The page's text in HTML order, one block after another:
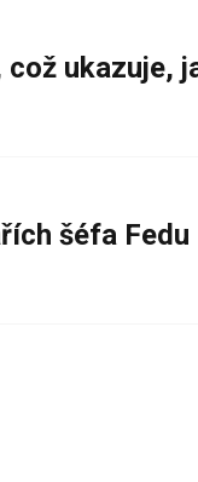
ukazuje,
šéfa